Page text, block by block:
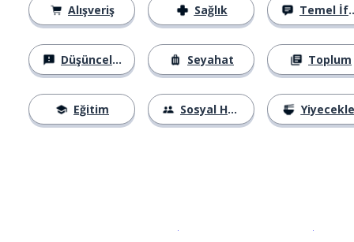
Alışveriş
Düşünceler
Eğitim
Sağlık
Seyahat
Sosyal Hayat
Temel İfadeler
Toplum